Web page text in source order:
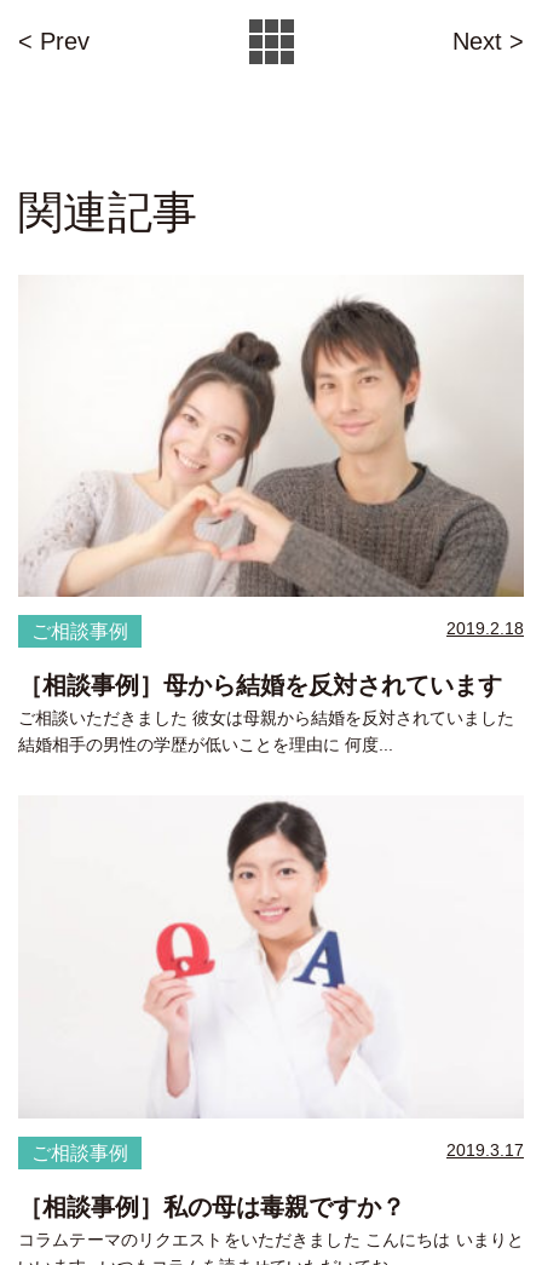
< Prev Next >
関連記事
ご相談事例 2019.2.18
［相談事例］母から結婚を反対されています
ご相談いただきました 彼女は母親から結婚を反対されていました
結婚相手の男性の学歴が低いことを理由に 何度...
ご相談事例 2019.3.17
［相談事例］私の母は毒親ですか？
コラムテーマのリクエストをいただきました こんにちは いまりと